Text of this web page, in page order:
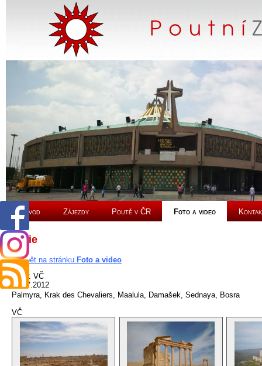
Úvod Zájezdy Poutě v ČR Foto a video
Sýrie
Zpět na stránku Foto a video
autor: VČ
15.07.2012
Palmyra, Krak des Chevaliers, Maalula, Damašek, Sednaya, Bosra
VČ